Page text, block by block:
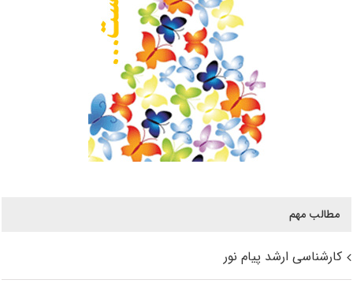
مطالب مهم
کارشناسی ارشد پیام نور